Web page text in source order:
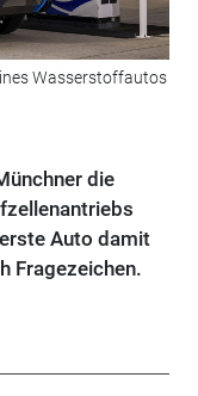
Wasserstoffautos
die
Auto damit
Fragezeichen.